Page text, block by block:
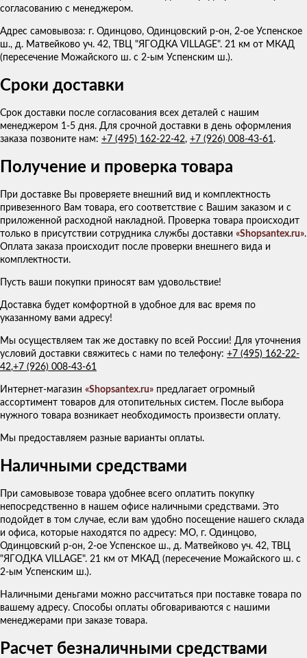
согласованию с менеджером.
Адрес самовывоза: г. Одинцово, Одинцовский р-он, 2-ое Успенское
ш., д. Матвейково уч. 42, ТВЦ "ЯГОДКА VILLAGE". 21 км от МКАД
(пересечение Можайского ш. с 2-ым Успенским ш.).
Сроки доставки
Срок доставки после согласования всех деталей с нашим
менеджером 1-5 дня. Для срочной доставки в день оформления
заказа позвоните нам: +7 (495) 162-22-42, +7 (926) 008-43-61 .
Получение и проверка товара
При доставке Вы проверяете внешний вид и комплектность
привезенного Вам товара, его соответствие с Вашим заказом и с
приложенной расходной накладной. Проверка товара происходит
только в присутствии сотрудника службы доставки «Shopsantex.ru».
Оплата заказа происходит после проверки внешнего вида и
комплектности.
Пусть ваши покупки приносят вам удовольствие!
Доставка будет комфортной в удобное для вас время по
указанному вами адресу!
Мы осуществляем так же доставку по всей России! Для уточнения
условий доставки свяжитесь с нами по телефону: +7 (495) 162-22-
42,+7 (926) 008-43-61
Интернет-магазин «Shopsantex.ru» предлагает огромный
ассортимент товаров для отопительных систем. После выбора
нужного товара возникает необходимость произвести оплату.
Мы предоставляем разные варианты оплаты.
Наличными средствами
При самовывозе товара удобнее всего оплатить покупку
непосредственно в нашем офисе наличными средствами. Это
подойдет в том случае, если вам удобно посещение нашего склада
и офиса, которые находятся по адресу: МО, г. Одинцово,
Одинцовский р-он, 2-ое Успенское ш., д. Матвейково уч. 42, ТВЦ
"ЯГОДКА VILLAGE". 21 км от МКАД (пересечение Можайского ш. с
2-ым Успенским ш.).
Наличными деньгами можно рассчитаться при поставке товара по
вашему адресу. Способы оплаты обговариваются с нашими
менеджерами при заказе товара.
Расчет безналичными средствами